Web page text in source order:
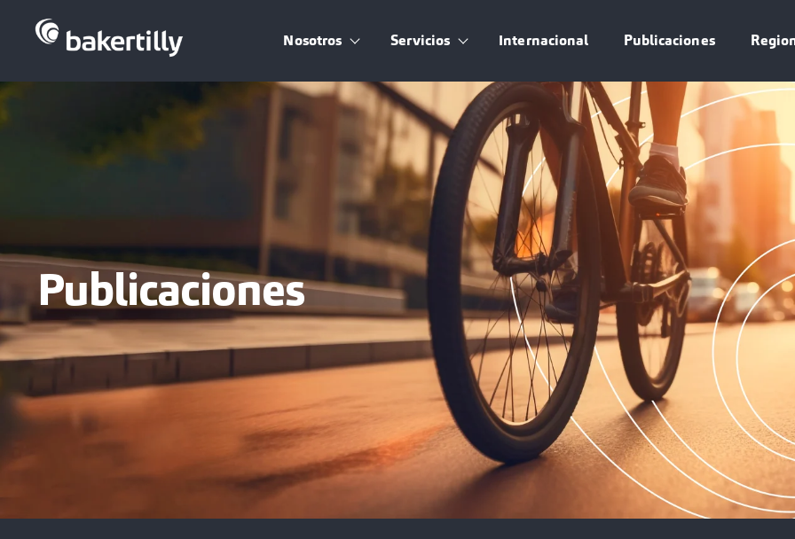
Nosotros Show submenu for Nosotros
Servicios Show submenu for Servicios
Internacional Publicaciones
Publicaciones